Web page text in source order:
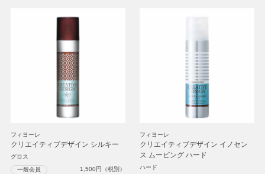
フィヨーレ
クリエイティブデザイン シルキー
グロス
一般会員 1,500円（税別）
フィヨーレ
クリエイティブデザイン イノセン
ス ムービング ハード
ハード